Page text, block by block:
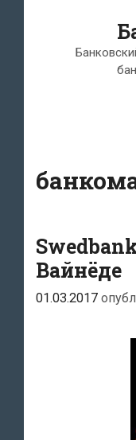
содержимому
Вайнёде
01.03.2017